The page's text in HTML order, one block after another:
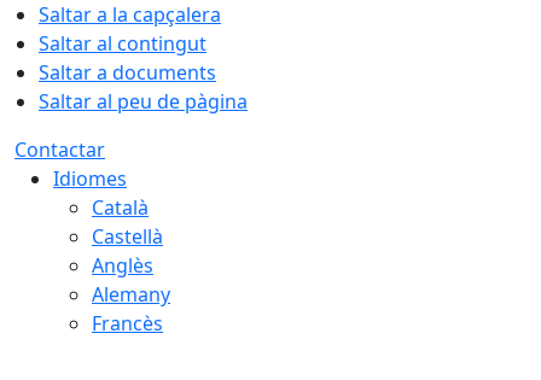
Saltar a la capçalera
Saltar al contingut
Saltar a documents
Saltar al peu de pàgina
Contactar
Idiomes
Català
Castellà
Anglès
Alemany
Francès